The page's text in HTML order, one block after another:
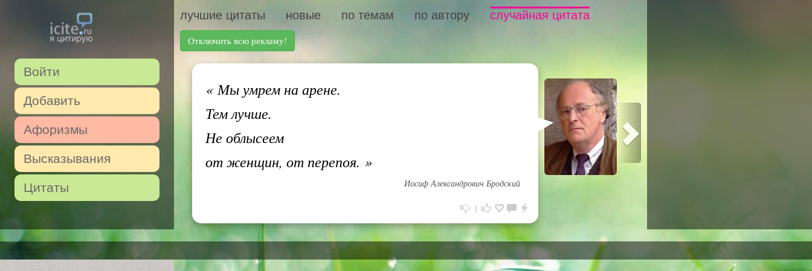
Войти
Добавить
Афоризмы
Высказывания
Цитаты
лучшие цитаты новые по темам по автору случайная цитата
Отключить всю рекламу!
«Мы умрем на арене.
Тем лучше.
Не облысеем
от женщин, от перепоя. »
Иосиф Александрович Бродский
1